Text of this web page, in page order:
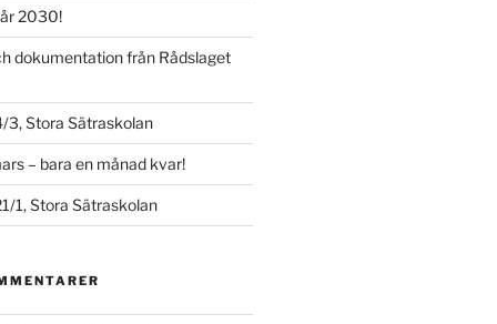
2030!
dokumentation från Rådslaget
3, Stora Sätraskolan
– bara en månad kvar!
1, Stora Sätraskolan